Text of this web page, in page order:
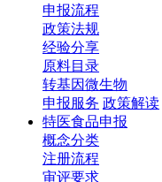
申报流程
政策法规
经验分享
原料目录
转基因微生物
申报服务 政策解读
特医食品申报
概念分类
注册流程
审评要求